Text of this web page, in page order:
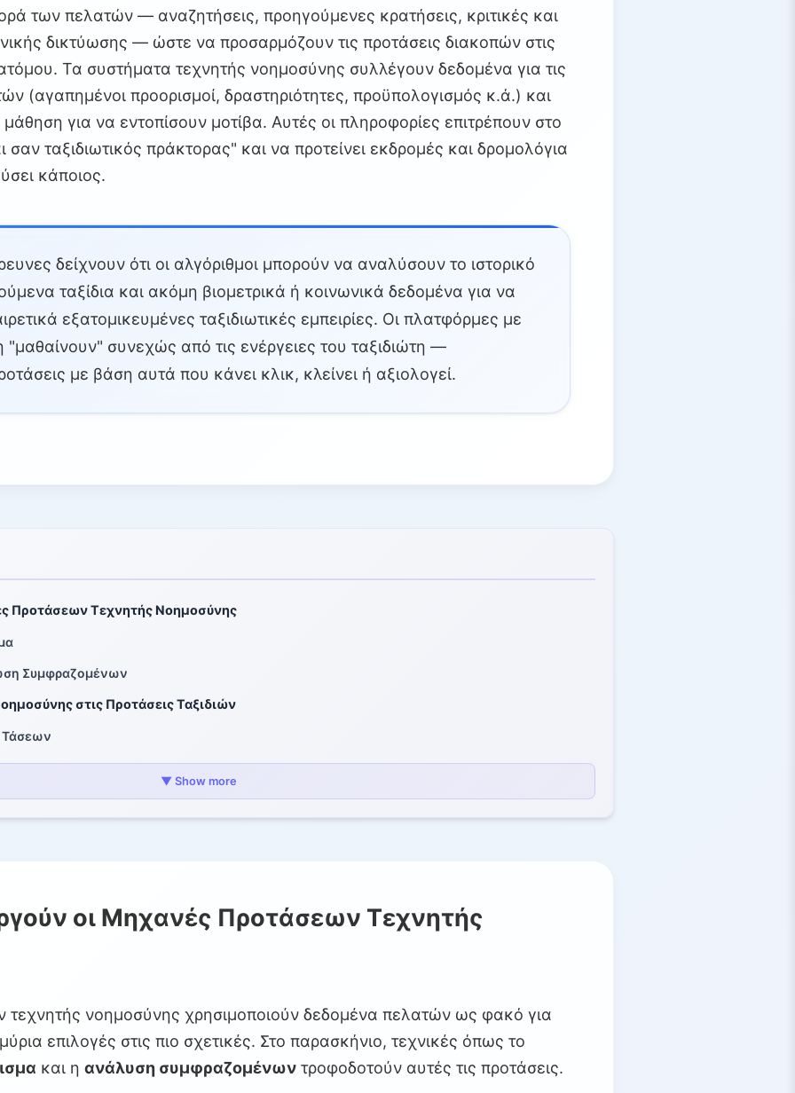
των πελατών — αναζητήσεις, προηγούμενες κρατήσεις, κριτικές και
δικτύωσης — ώστε να προσαρμόζουν τις προτάσεις διακοπών στις
Τα συστήματα τεχνητής νοημοσύνης συλλέγουν δεδομένα για τις
(αγαπημένοι προορισμοί, δραστηριότητες, προϋπολογισμός κ.ά.) και
για να εντοπίσουν μοτίβα. Αυτές οι πληροφορίες επιτρέπουν στο
ταξιδιωτικός πράκτορας" και να προτείνει εκδρομές και δρομολόγια
κάποιος.
δείχνουν ότι οι αλγόριθμοι μπορούν να αναλύσουν το ιστορικό
ταξίδια και ακόμη βιομετρικά ή κοινωνικά δεδομένα για να
εξατομικευμένες ταξιδιωτικές εμπειρίες. Οι πλατφόρμες με
συνεχώς από τις ενέργειες του ταξιδιώτη —
με βάση αυτά που κάνει κλικ, κλείνει ή αξιολογεί.
Προτάσεων Τεχνητής Νοημοσύνης
Συμφραζομένων
στις Προτάσεις Ταξιδιών
Τάσεων
σε Περιεχόμενο
Συμφραζομένων
με Τεχνητή Νοημοσύνη
Χρόνο
– Διαχειριζόμενη Υπηρεσία Μηχανικής Μάθησης
Travel – Συνομιλιακός Σχεδιασμός
– Με Τροφοδότηση ChatGPT
▼ Show more
οι Μηχανές Προτάσεων Τεχνητής
τεχνητής νοημοσύνης χρησιμοποιούν δεδομένα πελατών ως φακό για
επιλογές στις πιο σχετικές. Στο παρασκήνιο, τεχνικές όπως το
και η ανάλυση συμφραζομένων τροφοδοτούν αυτές τις προτάσεις.